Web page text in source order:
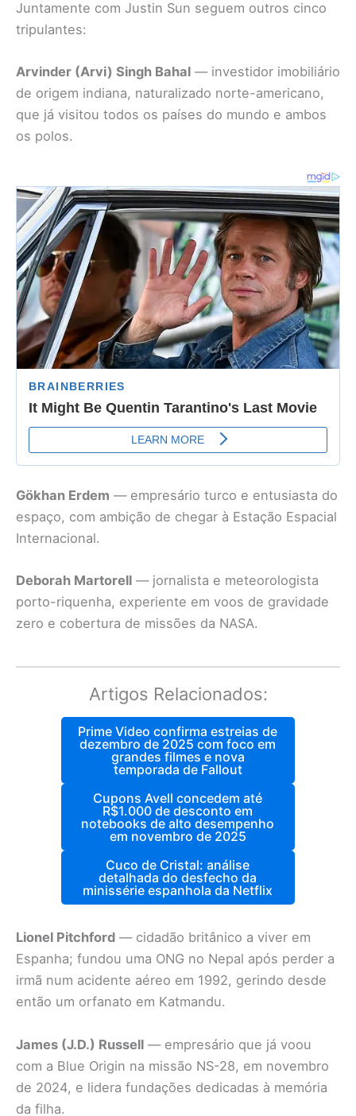
Juntamente com Justin Sun seguem outros cinco
tripulantes:
Arvinder (Arvi) Singh Bahal — investidor imobiliário
de origem indiana, naturalizado norte-americano,
que já visitou todos os países do mundo e ambos
os polos.
Gökhan Erdem — empresário turco e entusiasta do
espaço, com ambição de chegar à Estação Espacial
Internacional.
Deborah Martorell — jornalista e meteorologista
porto-riquenha, experiente em voos de gravidade
zero e cobertura de missões da NASA.
Artigos Relacionados:
Prime Video confirma estreias de
dezembro de 2025 com foco em
grandes filmes e nova
temporada de Fallout
Cupons Avell concedem até
R$1.000 de desconto em
notebooks de alto desempenho
em novembro de 2025
Cuco de Cristal: análise
detalhada do desfecho da
minissérie espanhola da Netflix
Lionel Pitchford — cidadão britânico a viver em
Espanha; fundou uma ONG no Nepal após perder a
irmã num acidente aéreo em 1992, gerindo desde
então um orfanato em Katmandu.
James (J.D.) Russell — empresário que já voou
com a Blue Origin na missão NS-28, em novembro
de 2024, e lidera fundações dedicadas à memória
da filha.